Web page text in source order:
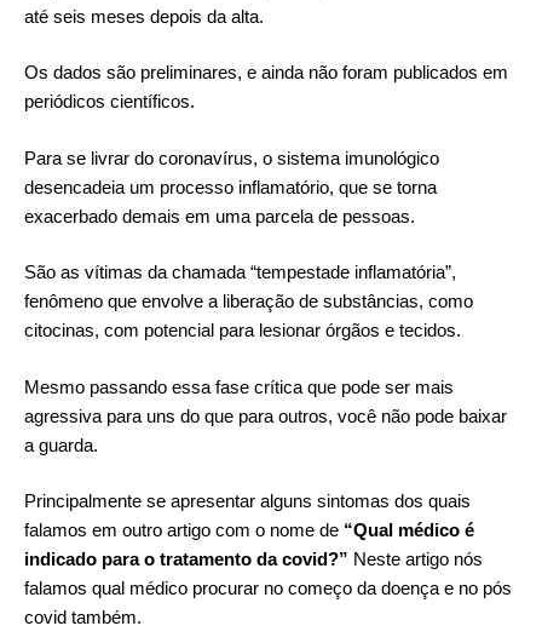
até seis meses depois da alta.
Os dados são preliminares, e ainda não foram publicados em
periódicos científicos.
Para se livrar do coronavírus, o sistema imunológico
desencadeia um processo inflamatório, que se torna
exacerbado demais em uma parcela de pessoas.
São as vítimas da chamada “tempestade inflamatória”,
fenômeno que envolve a liberação de substâncias, como
citocinas, com potencial para lesionar órgãos e tecidos.
Mesmo passando essa fase crítica que pode ser mais
agressiva para uns do que para outros, você não pode baixar
a guarda.
Principalmente se apresentar alguns sintomas dos quais
falamos em outro artigo com o nome de “Qual médico é
indicado para o tratamento da covid?” Neste artigo nós
falamos qual médico procurar no começo da doença e no pós
covid também.